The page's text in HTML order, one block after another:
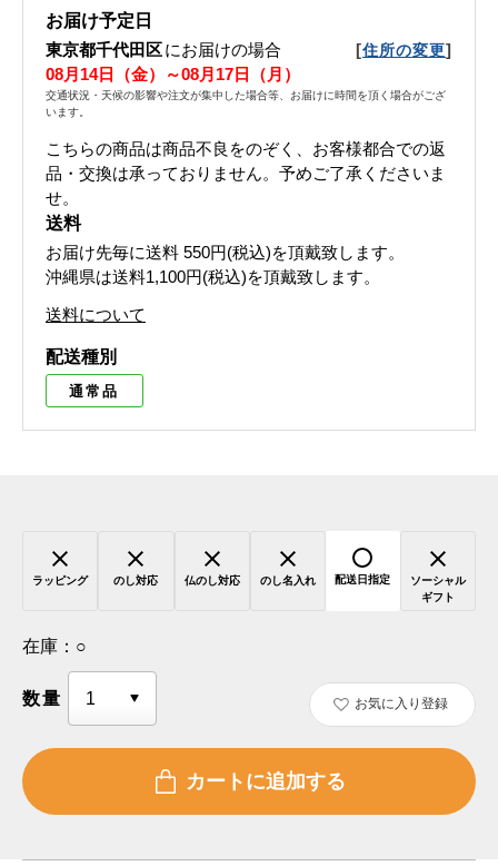
お届け予定日
東京都千代田区にお届けの場合 [住所の変更]
08月14日（金）～08月17日（月）
交通状況・天候の影響や注文が集中した場合等、お届けに時間を頂く場合がござ
います。
こちらの商品は商品不良をのぞく、お客様都合での返
品・交換は承っておりません。予めご了承くださいま
せ。
送料
お届け先毎に送料 550円(税込)を頂戴致します。
沖縄県は送料1,100円(税込)を頂戴致します。
送料について
配送種別
通常品
ラッピング のし対応 仏のし対応 のし名入れ 配送日指定
ソーシャル
ギフト
在庫： ○
数量 お気に入り登録